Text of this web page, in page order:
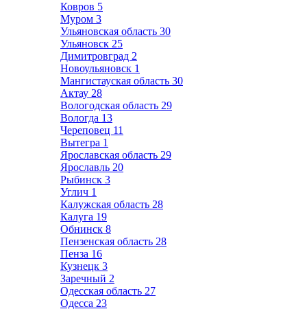
Ковров 5
Муром 3
Ульяновская область 30
Ульяновск 25
Димитровград 2
Новоульяновск 1
Мангистауская область 30
Актау 28
Вологодская область 29
Вологда 13
Череповец 11
Вытегра 1
Ярославская область 29
Ярославль 20
Рыбинск 3
Углич 1
Калужская область 28
Калуга 19
Обнинск 8
Пензенская область 28
Пенза 16
Кузнецк 3
Заречный 2
Одесская область 27
Одесса 23